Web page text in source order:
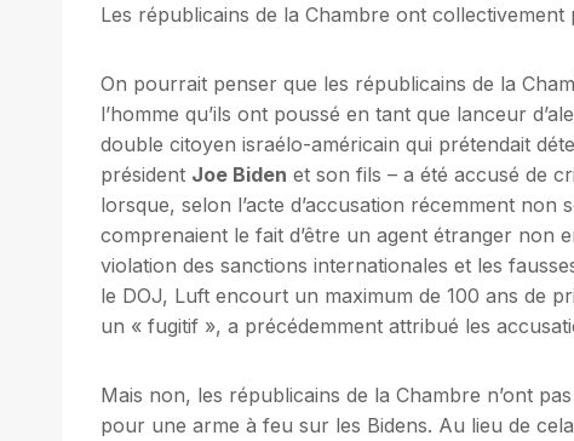
Les républicains de la Chambre ont collectivement
On pourrait penser que les républicains de la
l’homme qu’ils ont poussé en tant que lanceur
double citoyen israélo-américain qui prétendait
président Joe Biden et son fils – a été accusé de
lorsque, selon l’acte d’accusation récemment
comprenaient le fait d’être un agent étranger non
violation des sanctions internationales et les
le DOJ, Luft encourt un maximum de 100 ans de
un « fugitif », a précédemment attribué les
Mais non, les républicains de la Chambre n’ont
pour une arme à feu sur les Bidens. Au lieu de